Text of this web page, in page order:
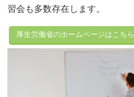
習会も多数存在します。
厚生労働省のホームページはこちら